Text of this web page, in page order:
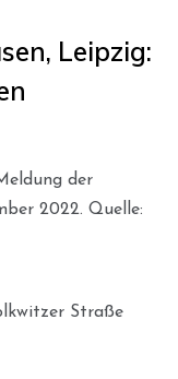
Leipzig:
der
2022. Quelle:
Straße